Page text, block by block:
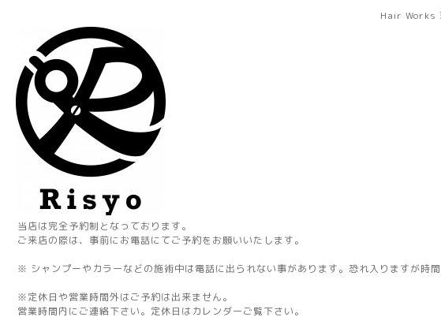
Hair Works
当店は完全予約制となっております。
ご来店の際は、事前にお電話にてご予約をお願いいたします。
※ シャンプーやカラーなどの施術中は電話に出られない事があります。恐れ入りますが時間
※定休日や営業時間外はご予約は出来ません。
営業時間内にご連絡下さい。定休日はカレンダーご覧下さい。